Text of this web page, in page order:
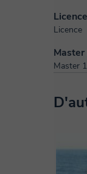
Licence
Master